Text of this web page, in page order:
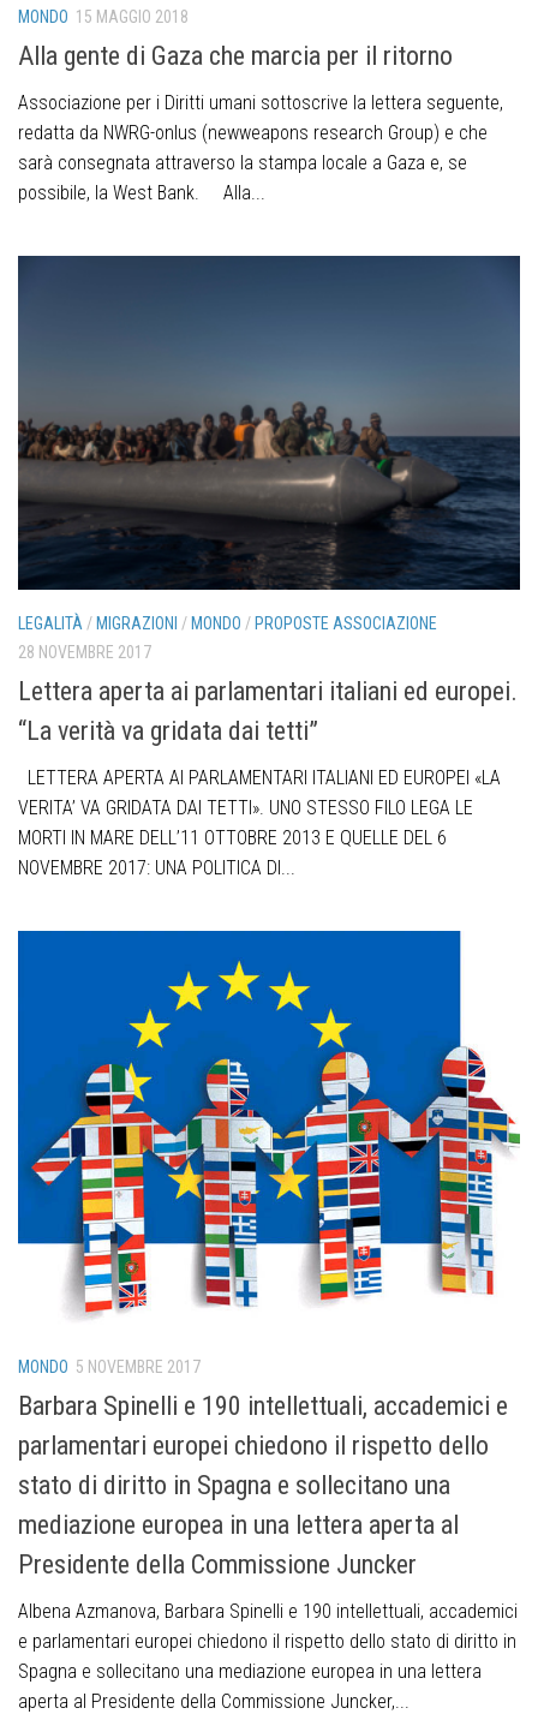
MONDO 15 MAGGIO 2018
Alla gente di Gaza che marcia per il ritorno
Associazione per i Diritti umani sottoscrive la lettera seguente,
redatta da NWRG-onlus (newweapons research Group) e che
sarà consegnata attraverso la stampa locale a Gaza e, se
possibile, la West Bank. Alla...
LEGALITÀ / MIGRAZIONI / MONDO / PROPOSTE ASSOCIAZIONE
28 NOVEMBRE 2017
Lettera aperta ai parlamentari italiani ed europei.
“La verità va gridata dai tetti”
LETTERA APERTA AI PARLAMENTARI ITALIANI ED EUROPEI «LA
VERITA’ VA GRIDATA DAI TETTI». UNO STESSO FILO LEGA LE
MORTI IN MARE DELL’11 OTTOBRE 2013 E QUELLE DEL 6
NOVEMBRE 2017: UNA POLITICA DI...
MONDO 5 NOVEMBRE 2017
Barbara Spinelli e 190 intellettuali, accademici e
parlamentari europei chiedono il rispetto dello
stato di diritto in Spagna e sollecitano una
mediazione europea in una lettera aperta al
Presidente della Commissione Juncker
Albena Azmanova, Barbara Spinelli e 190 intellettuali, accademici
e parlamentari europei chiedono il rispetto dello stato di diritto in
Spagna e sollecitano una mediazione europea in una lettera
aperta al Presidente della Commissione Juncker,...